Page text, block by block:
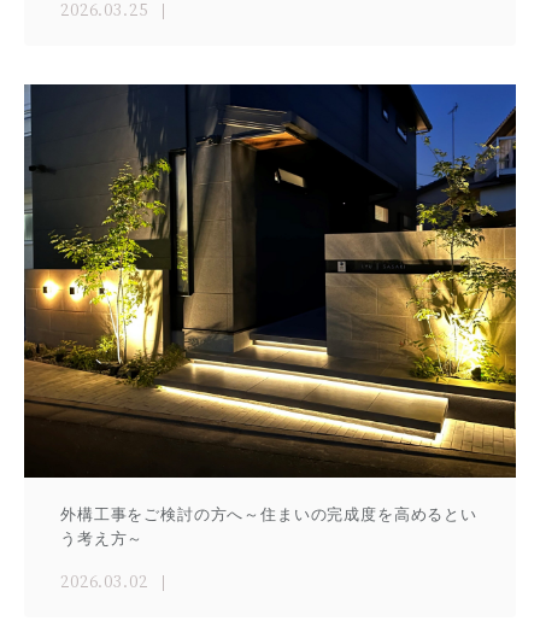
2026.03.25
外構工事をご検討の方へ～住まいの完成度を高めるとい
う考え方～
2026.03.02